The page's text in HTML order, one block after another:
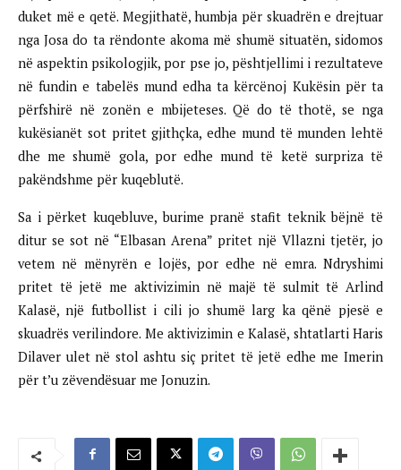
duket më e qetë. Megjithatë, humbja për skuadrën e drejtuar
nga Josa do ta rëndonte akoma më shumë situatën, sidomos
në aspektin psikologjik, por pse jo, pështjellimi i rezultateve
në fundin e tabelës mund edha ta kërcënoj Kukësin për ta
përfshirë në zonën e mbijeteses. Që do të thotë, se nga
kukësianët sot pritet gjithçka, edhe mund të munden lehtë
dhe me shumë gola, por edhe mund të ketë surpriza të
pakëndshme për kuqeblutë.
Sa i përket kuqebluve, burime pranë stafit teknik bëjnë të
ditur se sot në “Elbasan Arena” pritet një Vllazni tjetër, jo
vetem në mënyrën e lojës, por edhe në emra. Ndryshimi
pritet të jetë me aktivizimin në majë të sulmit të Arlind
Kalasë, një futbollist i cili jo shumë larg ka qënë pjesë e
skuadrës verilindore. Me aktivizimin e Kalasë, shtatlarti Haris
Dilaver ulet në stol ashtu siç pritet të jetë edhe me Imerin
për t’u zëvendësuar me Jonuzin.